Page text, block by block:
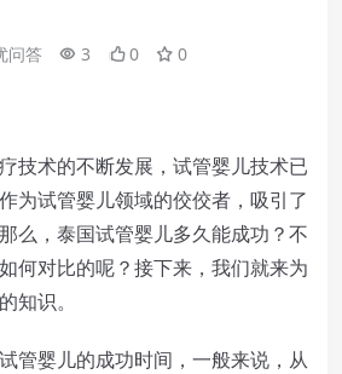
问答 3 0 0
术的不断发展，试管婴儿技术已
为试管婴儿领域的佼佼者，吸引了
么，泰国试管婴儿多久能成功？不
何对比的呢？接下来，我们就来为
知识。
婴儿的成功时间，一般来说，从